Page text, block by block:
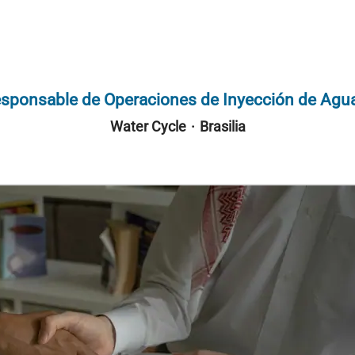
de Operaciones de Inyección de
Water Cycle · Brasilia